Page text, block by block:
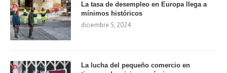
La tasa de desempleo en Europa llega a
mínimos históricos
diciembre 5, 2024
La lucha del pequeño comercio en